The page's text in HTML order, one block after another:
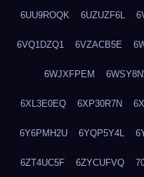
6UU9ROQK 6UZUZF6L
6VQ1DZQ1 6VZACB5E
6WJXFPEM
6XL3E0EQ 6XP30R7N
6Y6PMH2U 6YQP5Y4L
6ZT4UC5F 6ZYCUFVQ